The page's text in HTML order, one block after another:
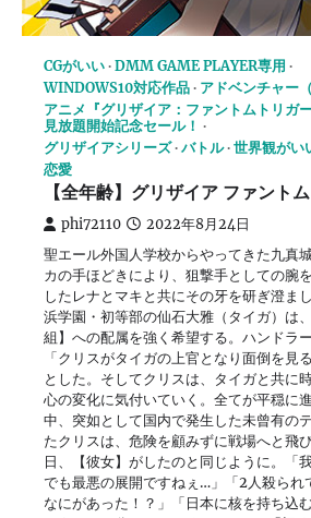
CGがいい DMM GAME PLAYER専用
WINDOWS10対応作品
アドベンチャー
アニメ『グリザイア：ファントムトリガ
見放題開始記念セール！
グリザイアシリーズ バトル 世界観がい
恋愛
【全年齢】グリザイア ファント
phi72110 2022年8月24日
聖エール外国人学校からやってきた九真
カの手ほどきにより、狙撃手としての腕
したレナとマキと共にその牙を研ぎ澄ま
浜学園・初等部の仙石大雅（タイガ）は
組】への配属を強く希望する。ハンドラ
「クリスがタイガの上官となり面倒を見
とした。そしてクリスは、タイガと共に
心の変化に気付いていく。全てが平穏に
中、突如として国内で発生した未曾有の
たクリスは、危険を顧みずに戦場へと飛
日、【彼女】がしたのと同じように。「
でも最悪の展開ですねぇ…」「2人殺られ
なにがあった！？」「日本に核を持ち込